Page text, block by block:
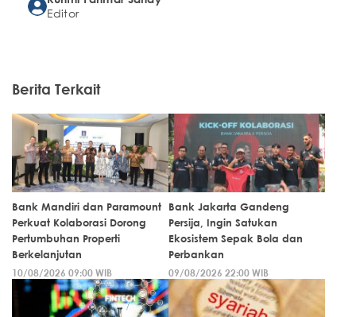
Editor
Berita Terkait
Bank Mandiri dan Paramount
Perkuat Kolaborasi Dorong
Pertumbuhan Properti
Berkelanjutan
10/08/2026 09:00 WIB
Bank Jakarta Gandeng
Persija, Ingin Satukan
Ekosistem Sepak Bola dan
Perbankan
09/08/2026 22:00 WIB